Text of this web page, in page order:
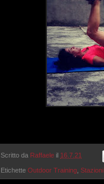
Scritto da Raffaele il 16.7.21
Etichette Outdoor Training Stazioni